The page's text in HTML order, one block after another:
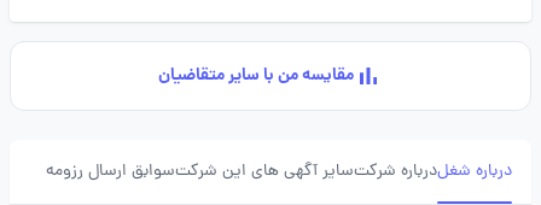
مقایسه من با سایر متقاضیان
درباره شغلدرباره شرکتسایر آگهی های این شرکتسوابق ارسال رزومه